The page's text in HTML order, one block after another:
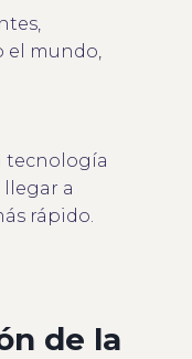
el mundo,
tecnología
a
rápido.
de la